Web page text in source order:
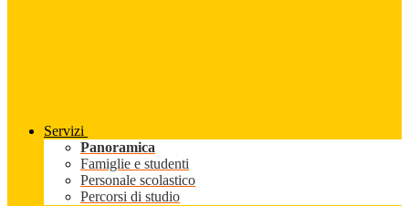
Servizi
Panoramica
Famiglie e studenti
Personale scolastico
Percorsi di studio